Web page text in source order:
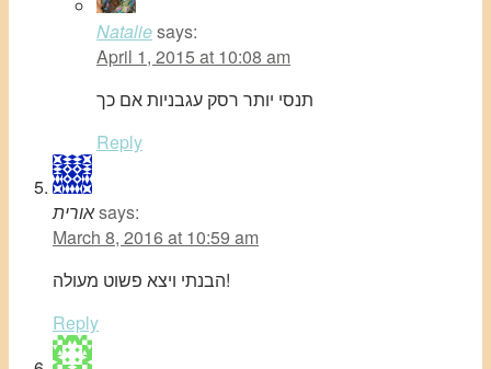
Nataliesays:
April 1, 2015 at 10:08 am
תנסי יותר רסק עגבניות אם כך
Reply
אוריתsays:
March 8, 2016 at 10:59 am
הבנתי ויצא פשוט מעולה!
Reply